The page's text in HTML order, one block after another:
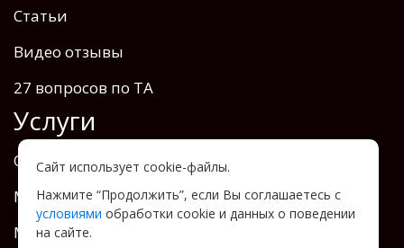
Статьи
Видео отзывы
27 вопросов по ТА
Услуги
Отопление теплоаккумулятором
Монтаж теплых водяных полов
Монтаж радиаторов
Сайт использует cookie-файлы.
Нажмите “Продолжить”, если Вы соглашаетесь с
условиями обработки cookie и данных о поведении
на сайте.